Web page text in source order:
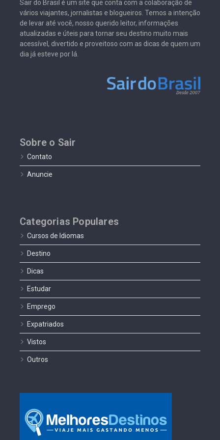
Sair do Brasil é um site que conta com a colaboração de
vários viajantes, jornalistas e blogueiros. Temos a intenção
de levar até você, nosso querido leitor, informações
atualizadas e úteis para tornar seu destino muito mais
acessível, divertido e proveitoso com as dicas de quem um
dia já esteve por lá.
Sobre o Sair
Contato
Anuncie
Categorias Populares
Cursos de Idiomas
Destino
Dicas
Estudar
Emprego
Expatriados
Vistos
Outros